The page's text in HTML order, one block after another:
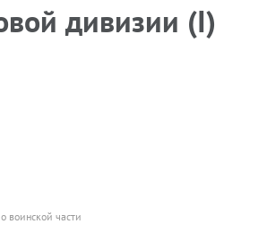
дивизии (I)
воинской части